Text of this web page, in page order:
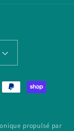
propulsé par